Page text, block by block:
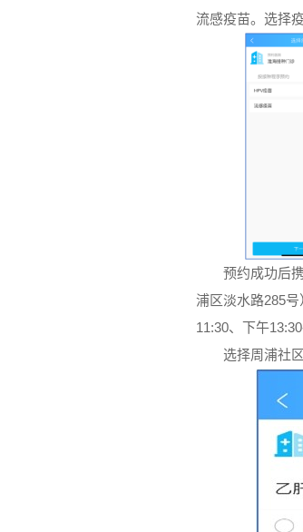
流感疫苗。选择
预约成功后
浦区淡水路285
11:30、下午
选择周浦社